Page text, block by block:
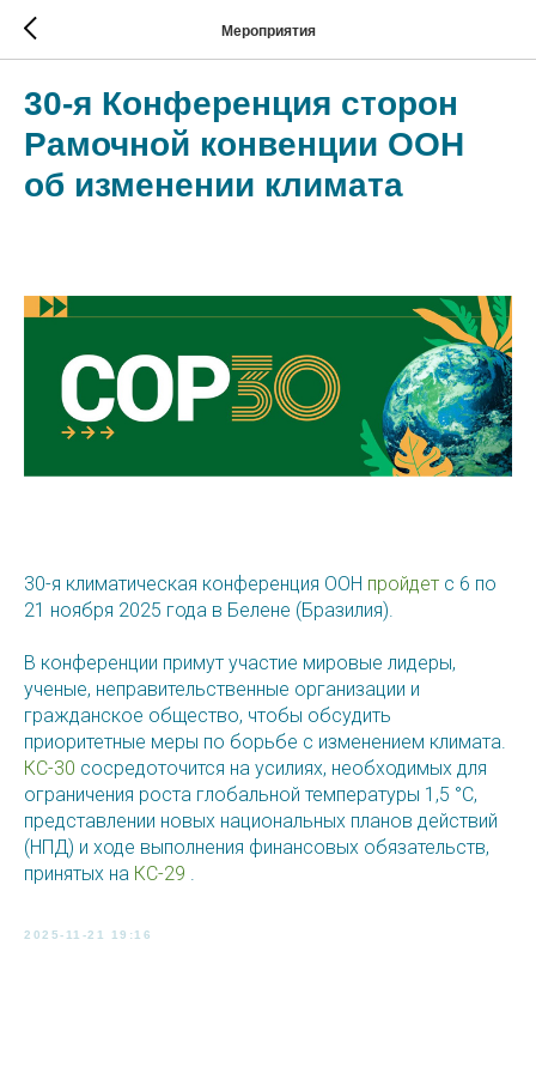
Мероприятия
30-я Конференция сторон
Рамочной конвенции ООН
об изменении климата
30-я климатическая конференция ООН пройдет с 6 по
21 ноября 2025 года в Белене (Бразилия).
В конференции примут участие мировые лидеры,
ученые, неправительственные организации и
гражданское общество, чтобы обсудить
приоритетные меры по борьбе с изменением климата.
КС-30 сосредоточится на усилиях, необходимых для
ограничения роста глобальной температуры 1,5 °C,
представлении новых национальных планов действий
(НПД) и ходе выполнения финансовых обязательств,
принятых на КС-29 .
2025-11-21 19:16